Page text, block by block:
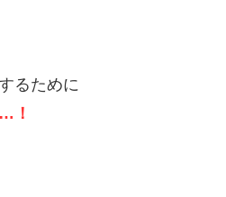
るために
！